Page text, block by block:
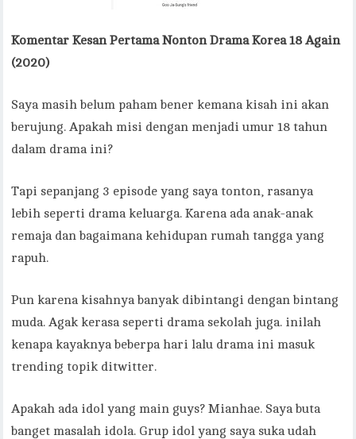
Komentar Kesan Pertama Nonton Drama Korea 18 Again
(2020)
Saya masih belum paham bener kemana kisah ini akan
berujung. Apakah misi dengan menjadi umur 18 tahun
dalam drama ini?
Tapi sepanjang 3 episode yang saya tonton, rasanya
lebih seperti drama keluarga. Karena ada anak-anak
remaja dan bagaimana kehidupan rumah tangga yang
rapuh.
Pun karena kisahnya banyak dibintangi dengan bintang
muda. Agak kerasa seperti drama sekolah juga. inilah
kenapa kayaknya beberpa hari lalu drama ini masuk
trending topik ditwitter.
Apakah ada idol yang main guys? Mianhae. Saya buta
banget masalah idola. Grup idol yang saya suka udah